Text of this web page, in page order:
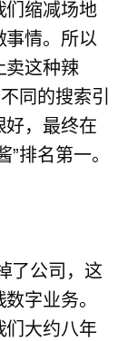
们缩减场地
事情。所以
卖这种辣
同的搜索引
好，最终在
排名第一。
了公司，这
字业务。
们大约八年